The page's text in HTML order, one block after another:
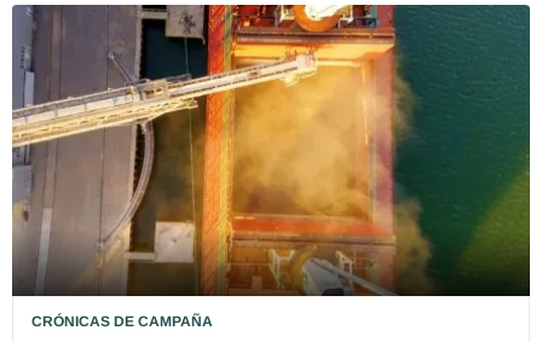
CRÓNICAS DE CAMPAÑA